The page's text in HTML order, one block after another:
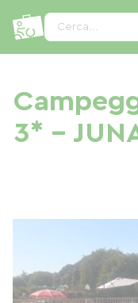
Cerca...
3* -
Pannello di